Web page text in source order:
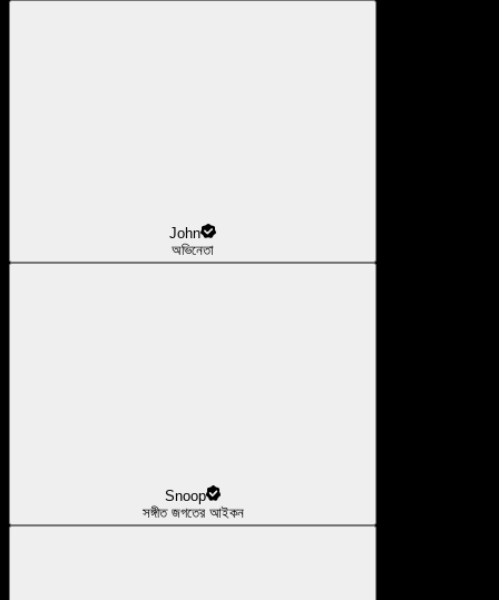
John
অভিনেতা
Snoop
সঙ্গীত জগতের আইকন